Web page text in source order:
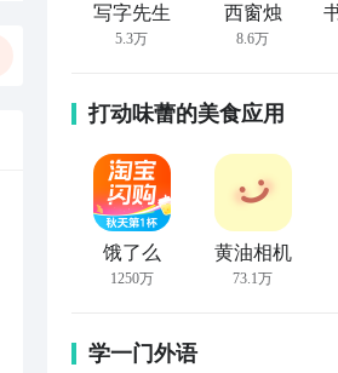
写字先生
5.3万
西窗烛
8.6万
打动味蕾的美食应用
饿了么
1250万
黄油相机
73.1万
学一门外语